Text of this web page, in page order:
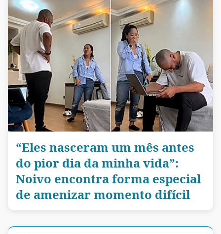
“Eles nasceram um mês antes
do pior dia da minha vida”:
Noivo encontra forma especial
de amenizar momento difícil